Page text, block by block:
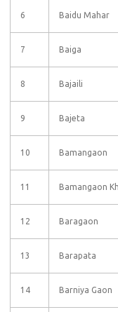
6 Baidu Mahar
7 Baiga
8 Bajaili
9 Bajeta
10 Bamangaon
11 Bamangaon
12 Baragaon
13 Barapata
14 Barniya Gaon